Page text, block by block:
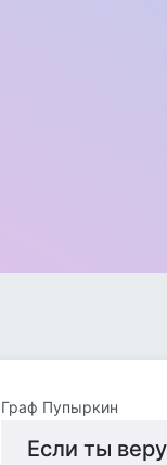
Граф Пупыркин
Если ты